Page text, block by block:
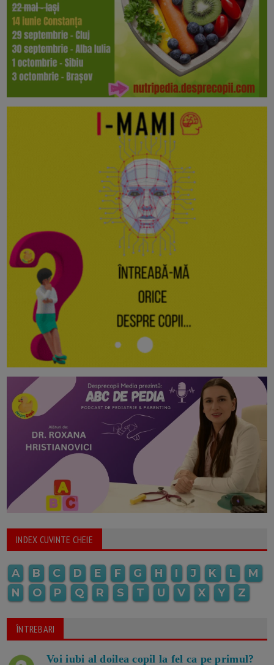
INDEX CUVINTE CHEIE
A B C D E F G H I J K L
M
N
O P Q R S T U V X Y Z
ÎNTREBARI
Voi iubi al doilea copil la fel ca pe primul?